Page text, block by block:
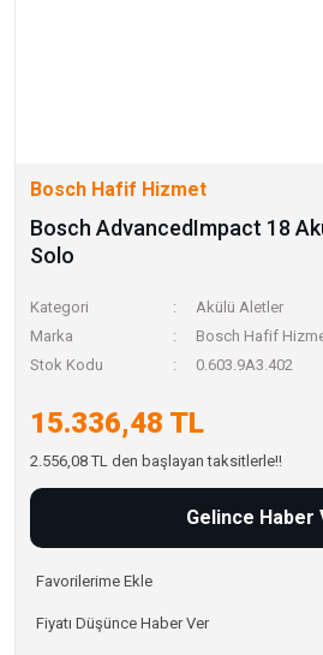
Bosch Hafif Hizmet
Bosch AdvancedImpact 18
Solo
Kategori
Akülü Aletler
Marka
Bosch Hafif
Stok Kodu
0.603.9A3.402
15.336,48 TL
2.556,08 TL den başlayan taksitlerle!!
Gelince Haber
Fiyatı Düşünce Haber Ver